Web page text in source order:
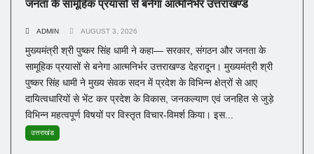
जनता के सामूहिक प्रयासों से बनेगा आत्मनिर्भर उत्तराखण्ड
ADMIN AUGUST 3, 2026
मुख्यमंत्री श्री पुष्कर सिंह धामी ने कहा— सरकार, संगठन और जनता के
सामूहिक प्रयासों से बनेगा आत्मनिर्भर उत्तराखण्ड देहरादून। मुख्यमंत्री श्री
पुष्कर सिंह धामी ने मुख्य सेवक सदन में प्रदेश के विभिन्न क्षेत्रों से आए
दायित्वधारियों से भेंट कर प्रदेश के विकास, जनकल्याण एवं जनहित से जुड़े
विभिन्न महत्वपूर्ण विषयों पर विस्तृत विचार-विमर्श किया। इस...
उत्तराखंड